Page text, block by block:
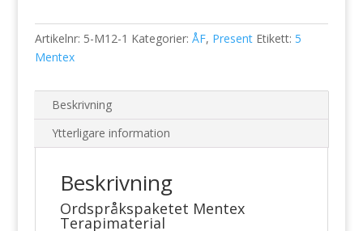
Artikelnr: 5-M12-1 Kategorier: ÅF, Present Etikett: 5
Mentex
Beskrivning
Ytterligare information
Beskrivning
Ordspråkspaketet Mentex
Terapimaterial